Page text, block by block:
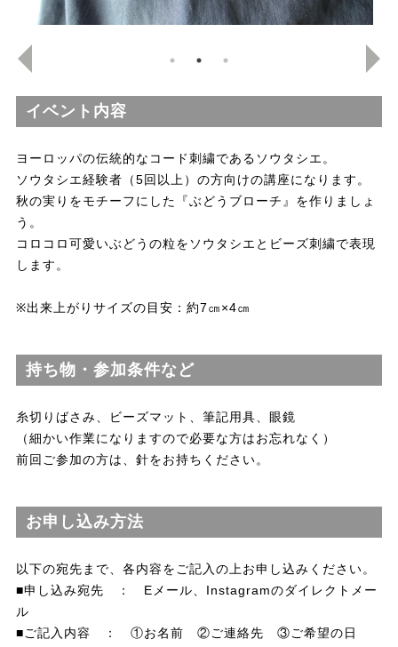
イベント内容
ヨーロッパの伝統的なコード刺繍であるソウタシエ。
ソウタシエ経験者（5回以上）の方向けの講座になります。
秋の実りをモチーフにした『ぶどうブローチ』を作りましょ
う。
コロコロ可愛いぶどうの粒をソウタシエとビーズ刺繍で表現
します。
※出来上がりサイズの目安：約7㎝×4㎝
持ち物・参加条件など
糸切りばさみ、ビーズマット、筆記用具、眼鏡
（細かい作業になりますので必要な方はお忘れなく）
前回ご参加の方は、針をお持ちください。
お申し込み方法
以下の宛先まで、各内容をご記入の上お申し込みください。
■申し込み宛先 ： Eメール、Instagramのダイレクトメー
ル
■ご記入内容 ： ①お名前 ②ご連絡先 ③ご希望の日